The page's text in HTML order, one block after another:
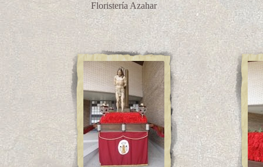
Floristería Azahar